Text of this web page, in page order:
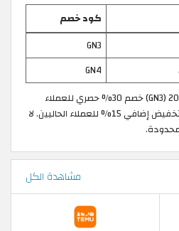
كود خصم
GN3
GN4
يقدم كود خصم لينسكارت 2026 (GN3) خصم 30% حصري للعملاء
الجدد، كما يمنح الكود (GN4) تخفيض إضافي 15% للعملاء الحاليين. لا
مشاهدة الكل